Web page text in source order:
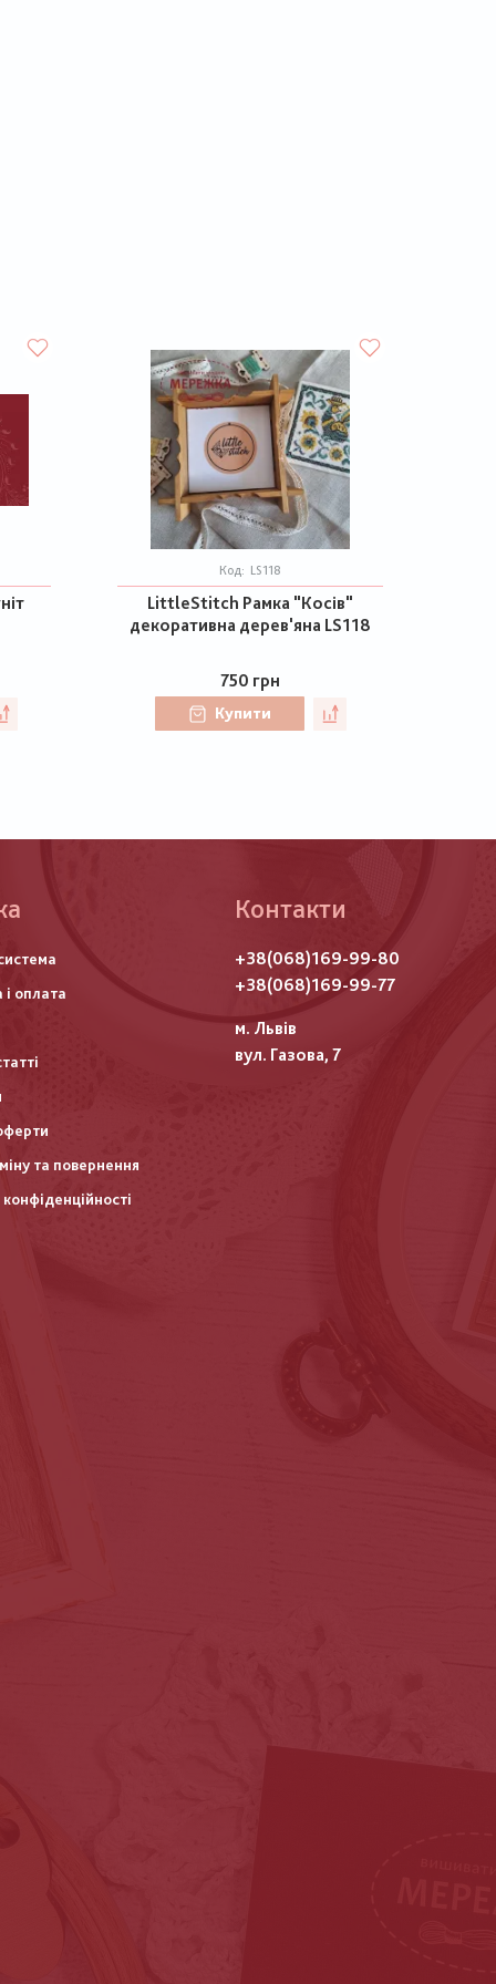
Код: LS118
LittleStitch Рамка "Косів"
декоративна дерев'яна LS118
750 грн
Купити
і оплата
та повернення
Контакти
+38(068)169-99-80
+38(068)169-99-77
м. Львів
вул. Газова, 7